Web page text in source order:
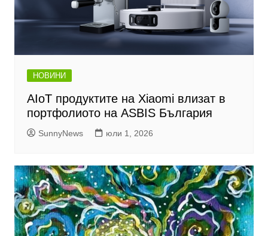
НОВИНИ
AIoT продуктите на Xiaomi влизат в
портфолиото на ASBIS България
SunnyNews юли 1, 2026